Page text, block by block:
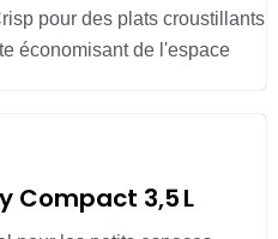
pour des plats croustillants
économisant de l'espace
Compact 3,5 L